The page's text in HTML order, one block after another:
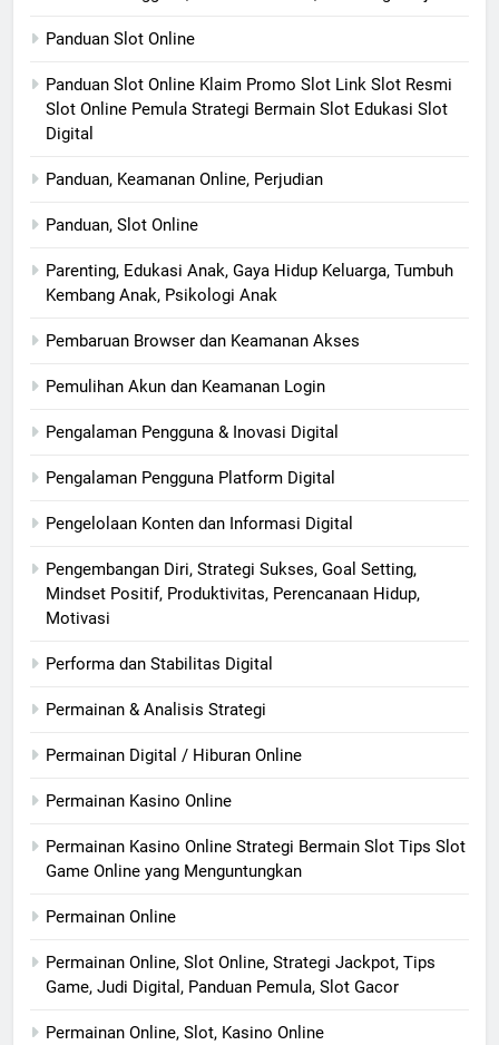
Panduan Slot Online
Panduan Slot Online Klaim Promo Slot Link Slot Resmi
Slot Online Pemula Strategi Bermain Slot Edukasi Slot
Digital
Panduan, Keamanan Online, Perjudian
Panduan, Slot Online
Parenting, Edukasi Anak, Gaya Hidup Keluarga, Tumbuh
Kembang Anak, Psikologi Anak
Pembaruan Browser dan Keamanan Akses
Pemulihan Akun dan Keamanan Login
Pengalaman Pengguna & Inovasi Digital
Pengalaman Pengguna Platform Digital
Pengelolaan Konten dan Informasi Digital
Pengembangan Diri, Strategi Sukses, Goal Setting,
Mindset Positif, Produktivitas, Perencanaan Hidup,
Motivasi
Performa dan Stabilitas Digital
Permainan & Analisis Strategi
Permainan Digital / Hiburan Online
Permainan Kasino Online
Permainan Kasino Online Strategi Bermain Slot Tips Slot
Game Online yang Menguntungkan
Permainan Online
Permainan Online, Slot Online, Strategi Jackpot, Tips
Game, Judi Digital, Panduan Pemula, Slot Gacor
Permainan Online, Slot, Kasino Online